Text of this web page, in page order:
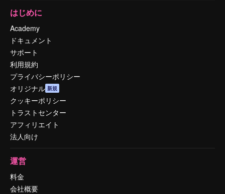
はじめに
Academy
ドキュメント
サポート
利用規約
プライバシーポリシー
オリジナル 新規
クッキーポリシー
トラストセンター
アフィリエイト
法人向け
運営
料金
会社概要